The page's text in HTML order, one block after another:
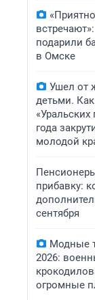
подарили
в Омске
Ушел от
детьми.
года
молодой
прибавку:
сентября
Модные
2026:
огромные